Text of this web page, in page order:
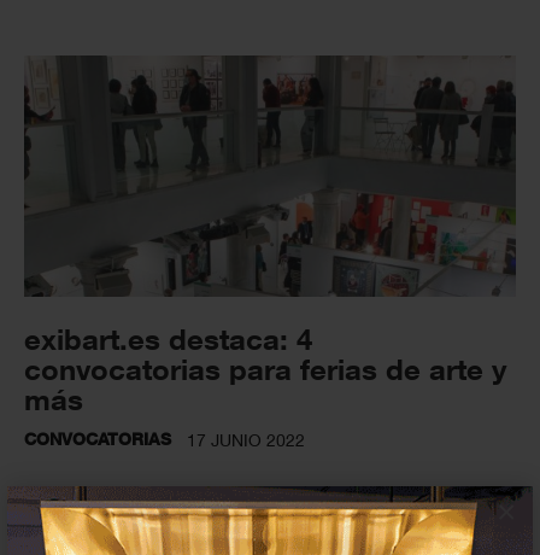
×
exibart.es destaca: 4
convocatorias para ferias de arte y
más
CONVOCATORIAS 17 JUNIO 2022